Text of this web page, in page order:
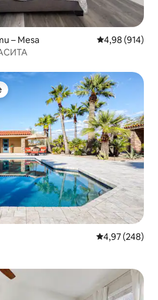
– Mesa Средна
4,98 (914)
на гостите
Средна
4,97 (248)